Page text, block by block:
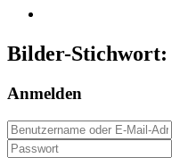
Bilder-Stichwort:
Anmelden